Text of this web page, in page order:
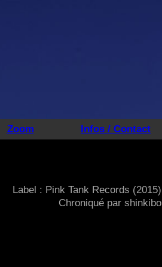
Zoom Infos / Contact
Label : Pink Tank Records (2015)
Chroniqué par shinkibo